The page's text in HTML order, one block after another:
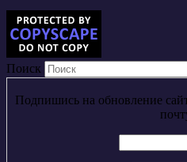
Поиск
Подпишись на обновление